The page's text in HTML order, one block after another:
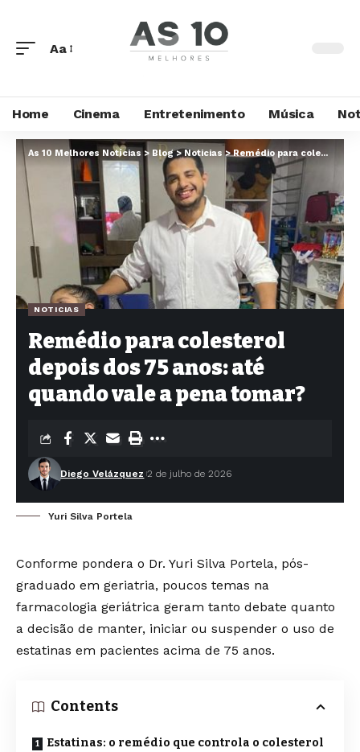
Aa
Home Cinema Entretenimento Música
As 10 Melhores Notícias > Blog> Noticias >Remédio para colesterol depois dos 75 anos: até quando vale a pena tomar?
NOTICIAS
Remédio para colesterol
depois dos 75 anos: até
quando vale a pena tomar?
Diego Velázquez 2 de julho de 2026
Yuri Silva Portela
Conforme pondera o Dr. Yuri Silva Portela, pós-
graduado em geriatria, poucos temas na
farmacologia geriátrica geram tanto debate quanto
a decisão de manter, iniciar ou suspender o uso de
estatinas em pacientes acima de 75 anos.
Contents
Estatinas: o remédio que controla o colesterol